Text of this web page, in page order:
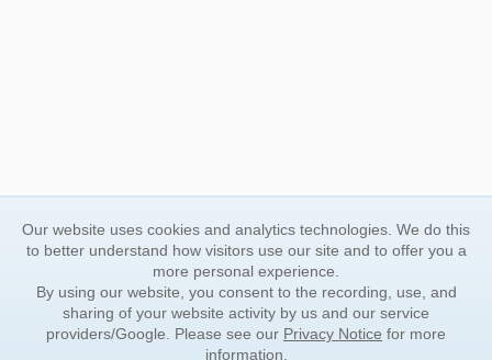
Our website uses cookies and analytics technologies. We do this
to better understand how visitors use our site and to offer you a
more personal experience.
By using our website, you consent to the recording, use, and
sharing of your website activity by us and our service
providers/Google. Please see our Privacy Notice for more
information.